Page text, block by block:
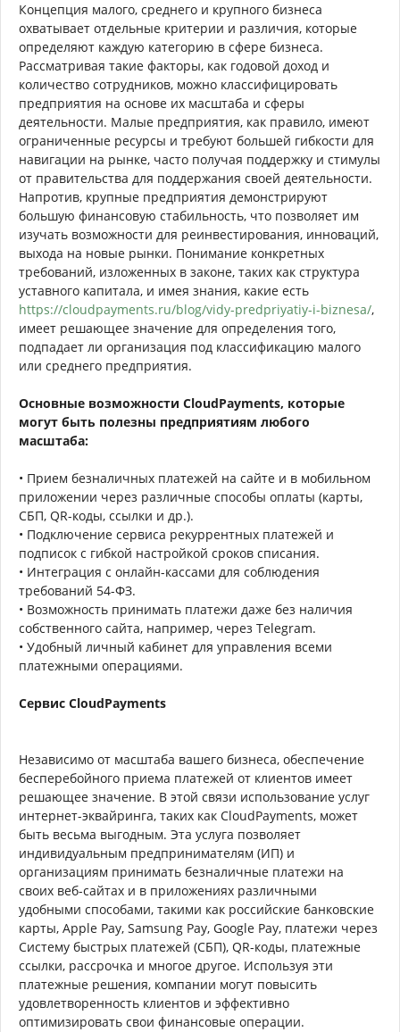
Концепция малого, среднего и крупного бизнеса
охватывает отдельные критерии и различия, которые
определяют каждую категорию в сфере бизнеса.
Рассматривая такие факторы, как годовой доход и
количество сотрудников, можно классифицировать
предприятия на основе их масштаба и сферы
деятельности. Малые предприятия, как правило, имеют
ограниченные ресурсы и требуют большей гибкости для
навигации на рынке, часто получая поддержку и стимулы
от правительства для поддержания своей деятельности.
Напротив, крупные предприятия демонстрируют
большую финансовую стабильность, что позволяет им
изучать возможности для реинвестирования, инноваций,
выхода на новые рынки. Понимание конкретных
требований, изложенных в законе, таких как структура
уставного капитала, и имея знания, какие есть
https://cloudpayments.ru/blog/vidy-predpriyatiy-i-biznesa/,
имеет решающее значение для определения того,
подпадает ли организация под классификацию малого
или среднего предприятия.
Основные возможности CloudPayments, которые
могут быть полезны предприятиям любого
масштаба:
• Прием безналичных платежей на сайте и в мобильном
приложении через различные способы оплаты (карты,
СБП, QR-коды, ссылки и др.).
• Подключение сервиса рекуррентных платежей и
подписок с гибкой настройкой сроков списания.
• Интеграция с онлайн-кассами для соблюдения
требований 54-ФЗ.
• Возможность принимать платежи даже без наличия
собственного сайта, например, через Telegram.
• Удобный личный кабинет для управления всеми
платежными операциями.
Сервис CloudPayments
Независимо от масштаба вашего бизнеса, обеспечение
бесперебойного приема платежей от клиентов имеет
решающее значение. В этой связи использование услуг
интернет-эквайринга, таких как CloudPayments, может
быть весьма выгодным. Эта услуга позволяет
индивидуальным предпринимателям (ИП) и
организациям принимать безналичные платежи на
своих веб-сайтах и в приложениях различными
удобными способами, такими как российские банковские
карты, Apple Pay, Samsung Pay, Google Pay, платежи через
Систему быстрых платежей (СБП), QR-коды, платежные
ссылки, рассрочка и многое другое. Используя эти
платежные решения, компании могут повысить
удовлетворенность клиентов и эффективно
оптимизировать свои финансовые операции.